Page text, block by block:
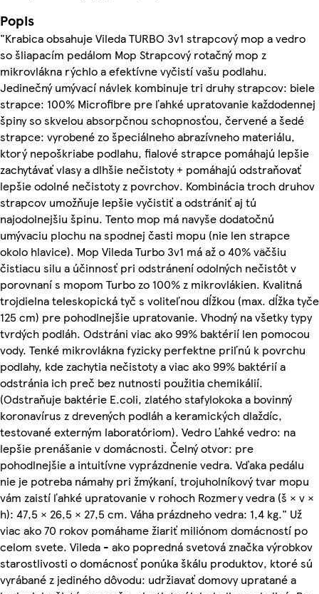
Popis
"Krabica obsahuje Vileda TURBO 3v1 strapcový mop a vedro
so šliapacím pedálom Mop Strapcový rotačný mop z
mikrovlákna rýchlo a efektívne vyčistí vašu podlahu.
Jedinečný umývací návlek kombinuje tri druhy strapcov: biele
strapce: 100% Microfibre pre ľahké upratovanie každodennej
špiny so skvelou absorpčnou schopnosťou, červené a šedé
strapce: vyrobené zo špeciálneho abrazívneho materiálu,
ktorý nepoškriabe podlahu, fialové strapce pomáhajú lepšie
zachytávať vlasy a dlhšie nečistoty + pomáhajú odstraňovať
lepšie odolné nečistoty z povrchov. Kombinácia troch druhov
strapcov umožňuje lepšie vyčistiť a odstrániť aj tú
najodolnejšiu špinu. Tento mop má navyše dodatočnú
umývaciu plochu na spodnej časti mopu (nie len strapce
okolo hlavice). Mop Vileda Turbo 3v1 má až o 40% väčšiu
čistiacu silu a účinnosť pri odstránení odolných nečistôt v
porovnaní s mopom Turbo zo 100% z mikrovlákien. Kvalitná
trojdielna teleskopická tyč s voliteľnou dĺžkou (max. dĺžka tyče
125 cm) pre pohodlnejšie upratovanie. Vhodný na všetky typy
tvrdých podláh. Odstráni viac ako 99% baktérií len pomocou
vody. Tenké mikrovlákna fyzicky perfektne priľnú k povrchu
podlahy, kde zachytia nečistoty a viac ako 99% baktérií a
odstránia ich preč bez nutnosti použitia chemikálií.
(Odstraňuje baktérie E.coli, zlatého stafylokoka a bovinný
koronavírus z drevených podláh a keramických dlaždíc,
testované externým laboratóriom). Vedro Ľahké vedro: na
lepšie prenášanie v domácnosti. Čelný otvor: pre
pohodlnejšie a intuitívne vyprázdnenie vedra. Vďaka pedálu
nie je potreba námahy pri žmýkaní, trojuholníkový tvar mopu
vám zaistí ľahké upratovanie v rohoch Rozmery vedra (š × v ×
h): 47,5 × 26,5 × 27,5 cm. Váha prázdneho vedra: 1,4 kg." Už
viac ako 70 rokov pomáhame žiariť miliónom domácností po
celom svete. Vileda - ako popredná svetová značka výrobkov
starostlivosti o domácnosť ponúka škálu produktov, ktoré sú
vyrábané z jediného dôvodu: udržiavať domovy upratané a